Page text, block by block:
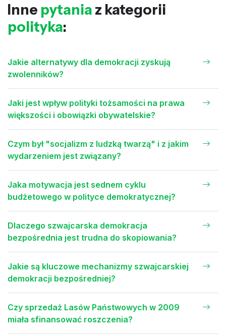
Inne pytania z kategorii
polityka:
Jakie alternatywy dla demokracji zyskują
zwolenników?
Jaki jest wpływ polityki tożsamości na prawa
większości i obowiązki obywatelskie?
Czym był "socjalizm z ludzką twarzą" i z jakim
wydarzeniem jest związany?
Jaka motywacja jest sednem cyklu
budżetowego w polityce demokratycznej?
Dlaczego szwajcarska demokracja
bezpośrednia jest trudna do skopiowania?
Jakie są kluczowe mechanizmy szwajcarskiej
demokracji bezpośredniej?
Czy sprzedaż Lasów Państwowych w 2009
miała sfinansować roszczenia?